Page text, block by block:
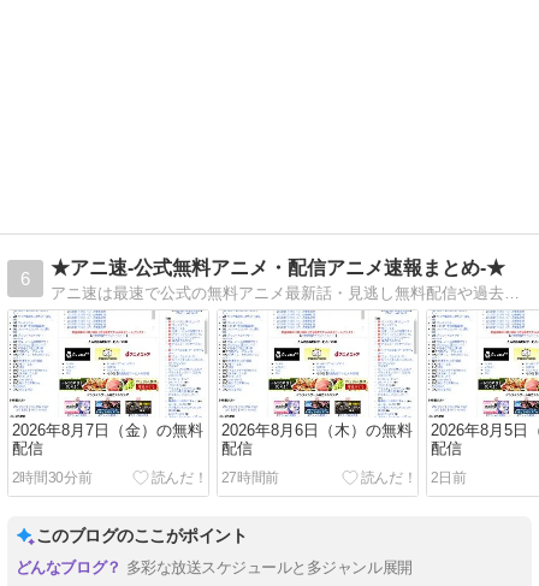
6
★アニ速-公式無料アニメ・配信アニメ速報まとめ-★
アニ速は最速で公式の無料アニメ最新話・見逃し無料配信や過去アニメの一挙無料放送等、公式配信を紹介しているサイトです。
2026年8月7日（金）の無料
配信
2時間30分前
2026年8月6日（木）の無料
配信
27時間前
2026年8月5日
配信
2日前
このブログのここがポイント
多彩な放送スケジュールと多ジャンル展開